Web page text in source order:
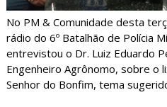
No PM & Comunidade desta
rádio do 6º Batalhão de Polícia
entrevistou o Dr. Luiz Eduardo
Engenheiro Agrônomo, sobre o
Senhor do Bonfim, tema